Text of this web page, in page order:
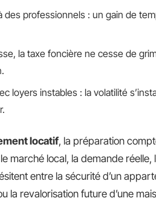
des professionnels : un gain de
la taxe foncière ne cesse de
loyers instables : la volatilité
locatif, la préparation
marché local, la demande
entre la sécurité d’un
la revalorisation future d’une